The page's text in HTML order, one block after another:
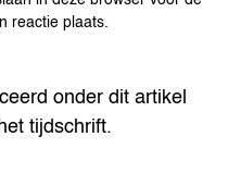
onder dit artikel
tijdschrift.
reactie plaats.